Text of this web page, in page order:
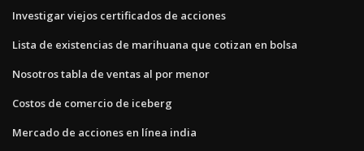
Investigar viejos certificados de acciones
Lista de existencias de marihuana que cotizan en bolsa
Nosotros tabla de ventas al por menor
Costos de comercio de iceberg
Mercado de acciones en línea india